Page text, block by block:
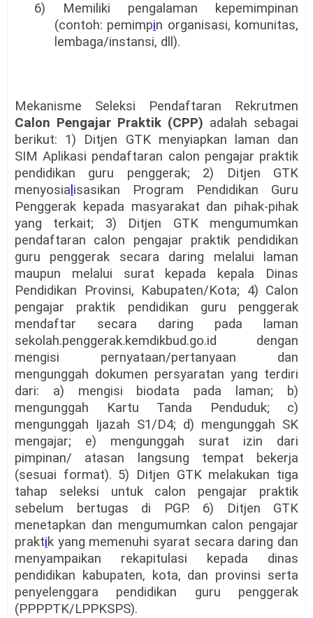
6) Memiliki pengalaman kepemimpinan
(contoh: pemimpin organisasi, komunitas,
lembaga/instansi, dll).
Mekanisme Seleksi Pendaftaran Rekrutmen
Calon Pengajar Praktik (CPP) adalah sebagai
berikut: 1) Ditjen GTK menyiapkan laman dan
SIM Aplikasi pendaftaran calon pengajar praktik
pendidikan guru penggerak; 2) Ditjen GTK
menyosialisasikan Program Pendidikan Guru
Penggerak kepada masyarakat dan pihak-pihak
yang terkait; 3) Ditjen GTK mengumumkan
pendaftaran calon pengajar praktik pendidikan
guru penggerak secara daring melalui laman
maupun melalui surat kepada kepala Dinas
Pendidikan Provinsi, Kabupaten/Kota; 4) Calon
pengajar praktik pendidikan guru penggerak
mendaftar secara daring pada laman
sekolah.penggerak.kemdikbud.go.id dengan
mengisi pernyataan/pertanyaan dan
mengunggah dokumen persyaratan yang terdiri
dari: a) mengisi biodata pada laman; b)
mengunggah Kartu Tanda Penduduk; c)
mengunggah Ijazah S1/D4; d) mengunggah SK
mengajar; e) mengunggah surat izin dari
pimpinan/ atasan langsung tempat bekerja
(sesuai format). 5) Ditjen GTK melakukan tiga
tahap seleksi untuk calon pengajar praktik
sebelum bertugas di PGP. 6) Ditjen GTK
menetapkan dan mengumumkan calon pengajar
praktik yang memenuhi syarat secara daring dan
menyampaikan rekapitulasi kepada dinas
pendidikan kabupaten, kota, dan provinsi serta
penyelenggara pendidikan guru penggerak
(PPPPTK/LPPKSPS).